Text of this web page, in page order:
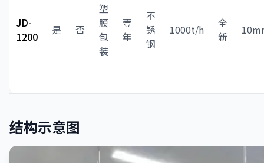
JD-
1200
是 否
塑
膜
包
装
壹
年
不
锈
钢
1000t/h
全
新
结构示意图